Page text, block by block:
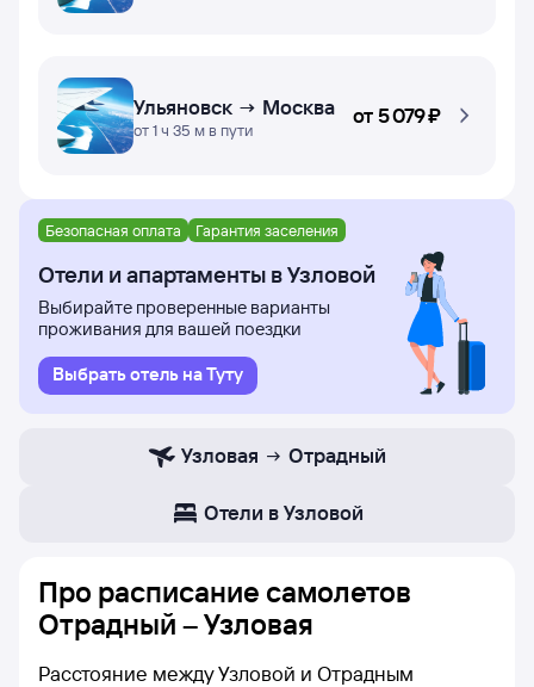
Ульяновск → Москва
от 1 ч 35 м в пути
от 5 ⁠079 ⁠₽
Безопасная оплата Гарантия заселения
Отели и апартаменты в Узловой
Выбирайте проверенные варианты
проживания для вашей поездки
Выбрать отель на Туту
Узловая Отрадный
Отели в Узловой
Про расписание самолетов
Отрадный – Узловая
Расстояние между Узловой и Отрадным